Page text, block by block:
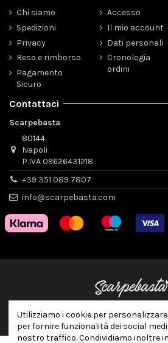
Chi siamo
Spedizioni
Privacy
Reso e rimborso
Pagamento
Sicuro
Accesso
Il mio account
Dati personali
Cronologia
ordini
Contattaci
Scarpebasta
80144
Napoli
P.IVA 09626431218
+39 351 089 7807
info@scarpebasta.com
Utilizziamo i cookie per
per fornire funzionalità dei social
nostro traffico. Condividiamo inoltre